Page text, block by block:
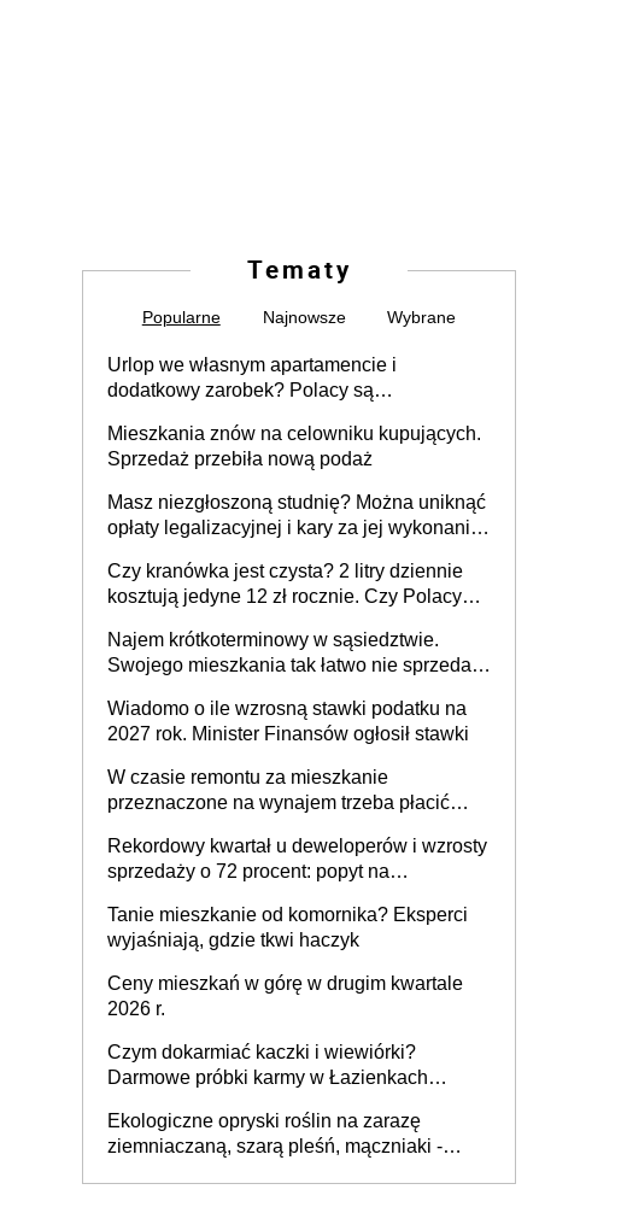
Tematy
Popularne Najnowsze Wybrane
Urlop we własnym apartamencie i
dodatkowy zarobek? Polacy są
Mieszkania znów na celowniku kupujących.
Sprzedaż przebiła nową podaż
Masz niezgłoszoną studnię? Można uniknąć
opłaty legalizacyjnej i kary za jej wykonanie,
Czy kranówka jest czysta? 2 litry dziennie
kosztują jedyne 12 zł rocznie. Czy Polacy
Najem krótkoterminowy w sąsiedztwie.
Swojego mieszkania tak łatwo nie sprzedaż
Wiadomo o ile wzrosną stawki podatku na
2027 rok. Minister Finansów ogłosił stawki
W czasie remontu za mieszkanie
przeznaczone na wynajem trzeba płacić
realizuje w nim potrzeb mieszkaniowych
Rekordowy kwartał u deweloperów i wzrosty
sprzedaży o 72 procent: popyt na
Tanie mieszkanie od komornika? Eksperci
wyjaśniają, gdzie tkwi haczyk
Ceny mieszkań w górę w drugim kwartale
2026 r.
Czym dokarmiać kaczki i wiewiórki?
Darmowe próbki karmy w Łazienkach
edukacyjna]
Ekologiczne opryski roślin na zarazę
ziemniaczaną, szarą pleśń, mączniaki -